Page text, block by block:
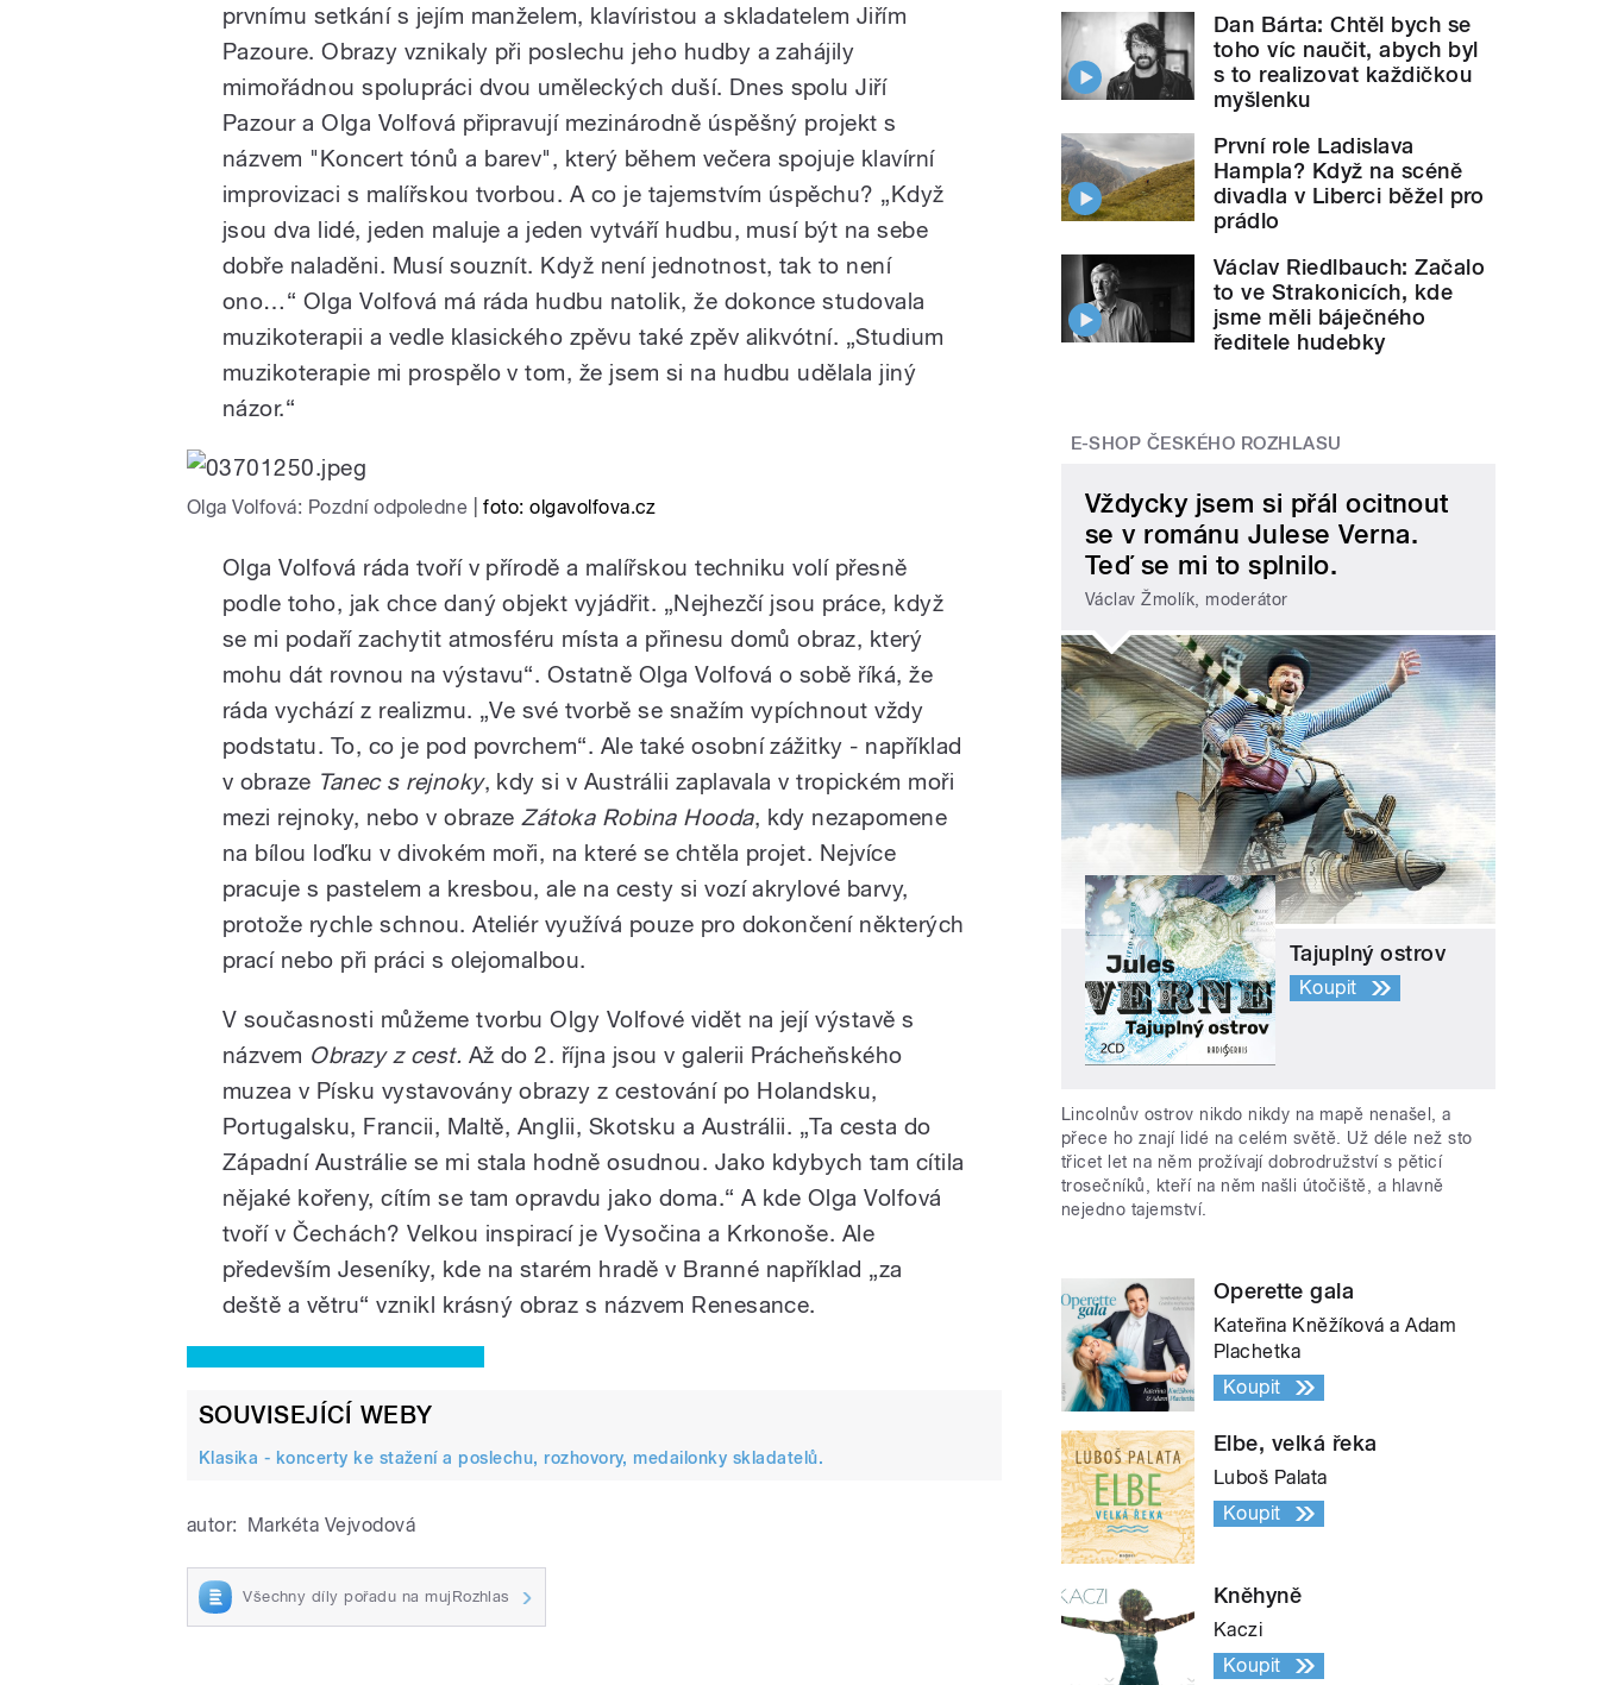
prvnímu setkání s jejím manželem, klavíristou a skladatelem Jiřím
Pazoure. Obrazy vznikaly při poslechu jeho hudby a zahájily
mimořádnou spolupráci dvou uměleckých duší. Dnes spolu Jiří
Pazour a Olga Volfová připravují mezinárodně úspěšný projekt s
názvem "Koncert tónů a barev", který během večera spojuje klavírní
improvizaci s malířskou tvorbou. A co je tajemstvím úspěchu? „Když
jsou dva lidé, jeden maluje a jeden vytváří hudbu, musí být na sebe
dobře naladěni. Musí souznít. Když není jednotnost, tak to není
ono…“ Olga Volfová má ráda hudbu natolik, že dokonce studovala
muzikoterapii a vedle klasického zpěvu také zpěv alikvótní. „Studium
muzikoterapie mi prospělo v tom, že jsem si na hudbu udělala jiný
názor.“
Olga Volfová: Pozdní odpoledne foto: olgavolfova.cz
Olga Volfová ráda tvoří v přírodě a malířskou techniku volí přesně
podle toho, jak chce daný objekt vyjádřit. „Nejhezčí jsou práce, když
se mi podaří zachytit atmosféru místa a přinesu domů obraz, který
mohu dát rovnou na výstavu“. Ostatně Olga Volfová o sobě říká, že
ráda vychází z realizmu. „Ve své tvorbě se snažím vypíchnout vždy
podstatu. To, co je pod povrchem“. Ale také osobní zážitky - například
v obraze Tanec s rejnoky, kdy si v Austrálii zaplavala v tropickém moři
mezi rejnoky, nebo v obrazeZátoka Robina Hooda, kdy nezapomene
na bílou loďku v divokém moři, na které se chtěla projet. Nejvíce
pracuje s pastelem a kresbou, ale na cesty si vozí akrylové barvy,
protože rychle schnou. Ateliér využívá pouze pro dokončení některých
prací nebo při práci s olejomalbou.
V současnosti můžeme tvorbu Olgy Volfové vidět na její výstavě s
názvem Obrazy z cest. Až do 2. října jsou v galerii Prácheňského
muzea v Písku vystavovány obrazy z cestování po Holandsku,
Portugalsku, Francii, Maltě, Anglii, Skotsku a Austrálii. „Ta cesta do
Západní Austrálie se mi stala hodně osudnou. Jako kdybych tam cítila
nějaké kořeny, cítím se tam opravdu jako doma.“ A kde Olga Volfová
tvoří v Čechách? Velkou inspirací je Vysočina a Krkonoše. Ale
především Jeseníky, kde na starém hradě v Branné například „za
deště a větru“ vznikl krásný obraz s názvem Renesance.
SOUVISEJÍCÍ WEBY
Klasika - koncerty ke stažení a poslechu, rozhovory, medailonky skladatelů.
autor: Markéta Vejvodová
Všechny díly pořadu na mujRozhlas
Dan Bárta: Chtěl bych se
toho víc naučit, abych byl
s to realizovat každičkou
myšlenku
První role Ladislava
Hampla? Když na scéně
divadla v Liberci běžel pro
prádlo
Václav Riedlbauch: Začalo
to ve Strakonicích, kde
jsme měli báječného
ředitele hudebky
E-SHOP ČESKÉHO ROZHLASU
Vždycky jsem si přál ocitnout
se v románu Julese Verna.
Teď se mi to splnilo.
Václav Žmolík, moderátor
Tajuplný ostrov
Koupit
Lincolnův ostrov nikdo nikdy na mapě nenašel, a
přece ho znají lidé na celém světě. Už déle než sto
třicet let na něm prožívají dobrodružství s pěticí
trosečníků, kteří na něm našli útočiště, a hlavně
nejedno tajemství.
Operette gala
Kateřina Kněžíková a Adam
Plachetka
Koupit
Elbe, velká řeka
Luboš Palata
Koupit
Kněhyně
Kaczi
Koupit